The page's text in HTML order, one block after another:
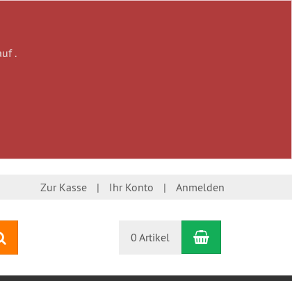
.
Zur Kasse Ihr Konto Anmelden
0 Artikel Warenkorb